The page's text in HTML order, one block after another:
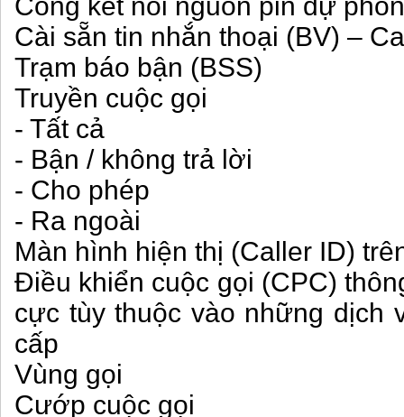
Cài sẵn tin nhắn thoại (BV) –
Trạm báo bận (BSS)
Truyền cuộc gọi
- Tất cả
- Bận / không trả lời
- Cho phép
- Ra ngoài
Màn hình hiện thị (Caller ID)
Điều khiển cuộc gọi (CPC)
cực tùy thuộc vào những dịch
cấp
Vùng gọi
Cướp cuộc gọi